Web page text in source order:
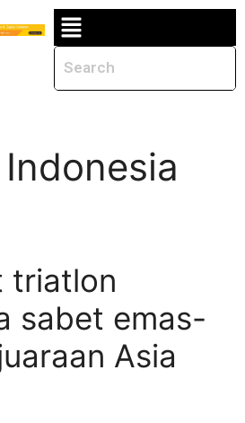
triatlon
sabet emas-
Asia